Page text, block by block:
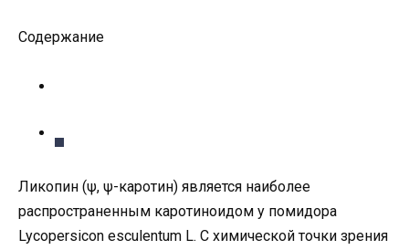
Содержание
Ликопин (ψ, ψ-каротин) является наиболее
распространенным каротиноидом у помидора
Lycopersicon esculentum L. С химической точки зрения